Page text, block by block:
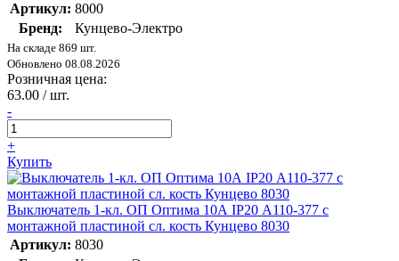
Артикул: 8000
Бренд:
Кунцево-Электро
На складе 869 шт.
Обновлено 08.08.2026
Розничная цена:
63.00 / шт.
-
+
Купить
Выключатель 1-кл. ОП Оптима 10А IP20 А110-377 с
монтажной пластиной сл. кость Кунцево 8030
Артикул: 8030